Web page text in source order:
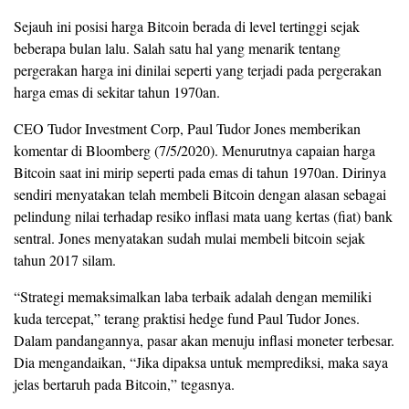
Sejauh ini posisi harga Bitcoin berada di level tertinggi sejak
beberapa bulan lalu. Salah satu hal yang menarik tentang
pergerakan harga ini dinilai seperti yang terjadi pada pergerakan
harga emas di sekitar tahun 1970an.
CEO Tudor Investment Corp, Paul Tudor Jones memberikan
komentar di Bloomberg (7/5/2020). Menurutnya capaian harga
Bitcoin saat ini mirip seperti pada emas di tahun 1970an. Dirinya
sendiri menyatakan telah membeli Bitcoin dengan alasan sebagai
pelindung nilai terhadap resiko inflasi mata uang kertas (fiat) bank
sentral. Jones menyatakan sudah mulai membeli bitcoin sejak
tahun 2017 silam.
“Strategi memaksimalkan laba terbaik adalah dengan memiliki
kuda tercepat,” terang praktisi hedge fund Paul Tudor Jones.
Dalam pandangannya, pasar akan menuju inflasi moneter terbesar.
Dia mengandaikan, “Jika dipaksa untuk memprediksi, maka saya
jelas bertaruh pada Bitcoin,” tegasnya.